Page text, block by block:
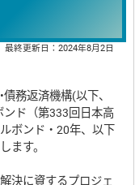
最終更新日：2024年8月2日
務返済機構(以下、
ンド（第333回日本高
ボンド・20年、以下
ます。
決に資するプロジェ